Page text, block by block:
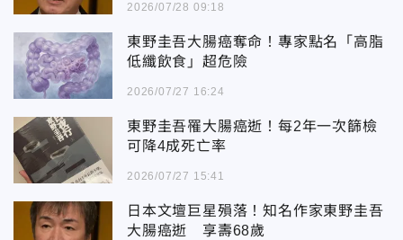
2026/07/28 09:18
東野圭吾大腸癌奪命！專家點名「高脂
低纖飲食」超危險
2026/07/27 16:24
東野圭吾罹大腸癌逝！每2年一次篩檢
可降4成死亡率
2026/07/27 15:41
日本文壇巨星殞落！知名作家東野圭吾
大腸癌逝 享壽68歲